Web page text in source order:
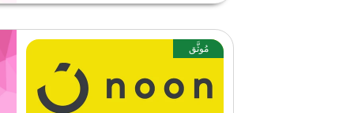
احصل على خصم 15% على طلبك الأول مع كود كوبون
نون الأحكام والشروط
ينطبق على
ويب/
على
مُوثَّق